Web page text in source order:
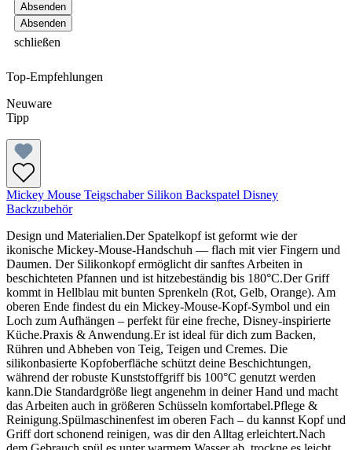
Absenden
schließen
Top-Empfehlungen
Neuware
Tipp
Mickey Mouse Teigschaber Silikon Backspatel Disney
Backzubehör
Design und Materialien.Der Spatelkopf ist geformt wie der
ikonische Mickey-Mouse-Handschuh — flach mit vier Fingern und
Daumen. Der Silikonkopf ermöglicht dir sanftes Arbeiten in
beschichteten Pfannen und ist hitzebeständig bis 180°C.Der Griff
kommt in Hellblau mit bunten Sprenkeln (Rot, Gelb, Orange). Am
oberen Ende findest du ein Mickey-Mouse-Kopf-Symbol und ein
Loch zum Aufhängen – perfekt für eine freche, Disney-inspirierte
Küche.Praxis & Anwendung.Er ist ideal für dich zum Backen,
Rühren und Abheben von Teig, Teigen und Cremes. Die
silikonbasierte Kopfoberfläche schützt deine Beschichtungen,
während der robuste Kunststoffgriff bis 100°C genutzt werden
kann.Die Standardgröße liegt angenehm in deiner Hand und macht
das Arbeiten auch in größeren Schüsseln komfortabel.Pflege &
Reinigung.Spülmaschinenfest im oberen Fach – du kannst Kopf und
Griff dort schonend reinigen, was dir den Alltag erleichtert.Nach